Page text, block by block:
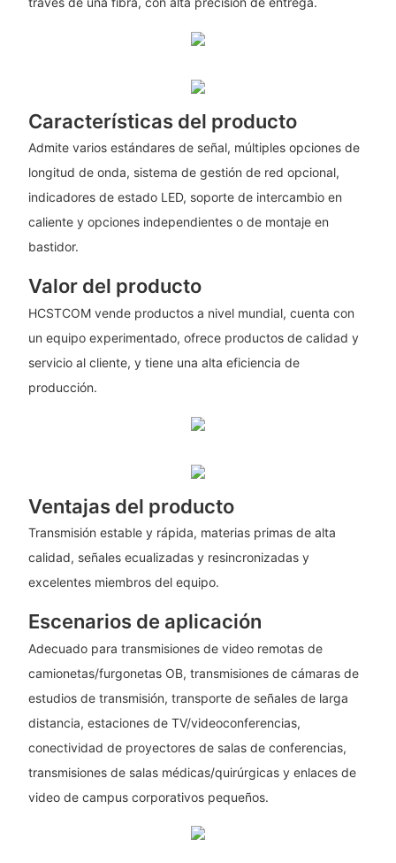
Características del producto
Admite varios estándares de señal, múltiples opciones de
longitud de onda, sistema de gestión de red opcional,
indicadores de estado LED, soporte de intercambio en
caliente y opciones independientes o de montaje en
bastidor.
Valor del producto
HCSTCOM vende productos a nivel mundial, cuenta con
un equipo experimentado, ofrece productos de calidad y
servicio al cliente, y tiene una alta eficiencia de
producción.
Ventajas del producto
Transmisión estable y rápida, materias primas de alta
calidad, señales ecualizadas y resincronizadas y
excelentes miembros del equipo.
Escenarios de aplicación
Adecuado para transmisiones de video remotas de
camionetas/furgonetas OB, transmisiones de cámaras de
estudios de transmisión, transporte de señales de larga
distancia, estaciones de TV/videoconferencias,
conectividad de proyectores de salas de conferencias,
transmisiones de salas médicas/quirúrgicas y enlaces de
video de campus corporativos pequeños.